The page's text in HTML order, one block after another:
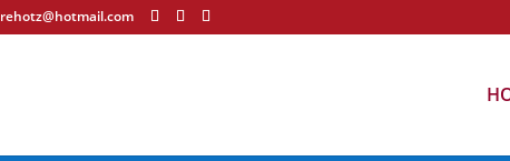
rehotz@hotmail.com